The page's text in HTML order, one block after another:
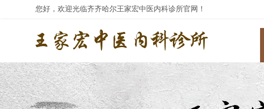
您好，欢迎光临齐齐哈尔王家宏中医内科诊所官网！